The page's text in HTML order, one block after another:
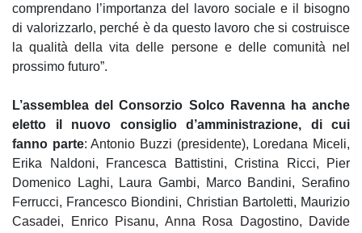
comprendano l’importanza del lavoro sociale e il bisogno
di valorizzarlo, perché è da questo lavoro che si costruisce
la qualità della vita delle persone e delle comunità nel
prossimo futuro”.
L’assemblea del Consorzio Solco Ravenna ha anche
eletto il nuovo consiglio d’amministrazione, di cui
fanno parte: Antonio Buzzi (presidente), Loredana Miceli,
Erika Naldoni, Francesca Battistini, Cristina Ricci, Pier
Domenico Laghi, Laura Gambi, Marco Bandini, Serafino
Ferrucci, Francesco Biondini, Christian Bartoletti, Maurizio
Casadei, Enrico Pisanu, Anna Rosa Dagostino, Davide